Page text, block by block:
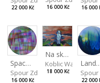
22 000 Kč 16 000 Kč 16 000
Spaces III
Spour Zdeněk
16 000 Kč
Na skalách
Koblic Walterová
18 000 Kč Spour
22 000